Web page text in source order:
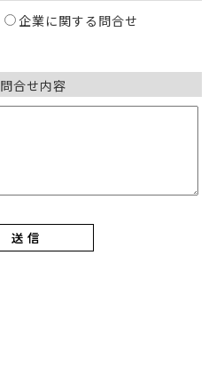
企業に関する問合せ
問合せ内容